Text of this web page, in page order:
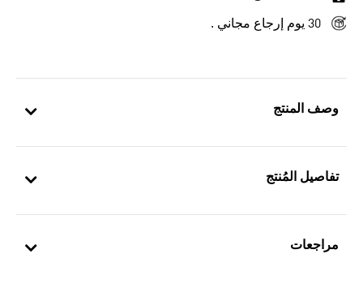
وصف المنتج
تفاصيل المُنتج
مراجعات